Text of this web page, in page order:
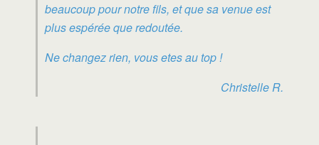
beaucoup pour notre fils, et que sa venue est
plus espérée que redoutée.
Ne changez rien, vous etes au top !
Christelle R.